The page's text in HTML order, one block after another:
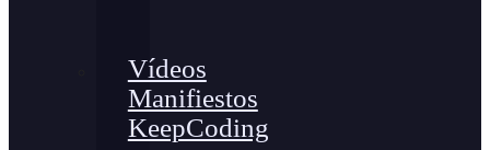
Vídeos
Manifiestos
KeepCoding